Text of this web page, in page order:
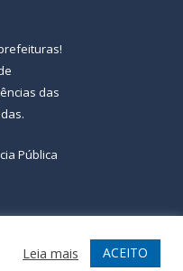
!
das
Pública
Webmail
Leia mais ACEITO